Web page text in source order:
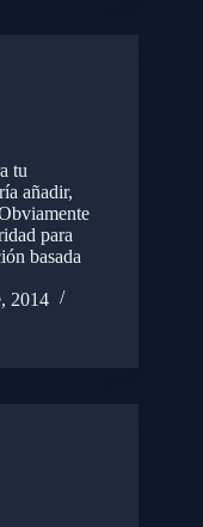
tu
añadir,
para
basada
2014